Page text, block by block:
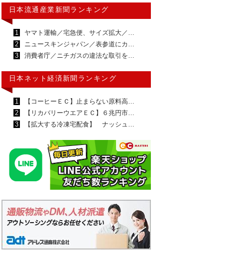
日本流通産業新聞ランキング
1
ヤマト運輸／宅急便、サイズ拡大／…
2
ニュースキンジャパン／表参道にカ…
3
消費者庁／ニチガスの違法な取引を…
日本ネット経済新聞ランキング
1
【コーヒーＥＣ】止まらない原料高…
2
【リカバリーウエアＥＣ】６兆円市…
3
【拡大する冷凍宅配食】 ナッシュ…